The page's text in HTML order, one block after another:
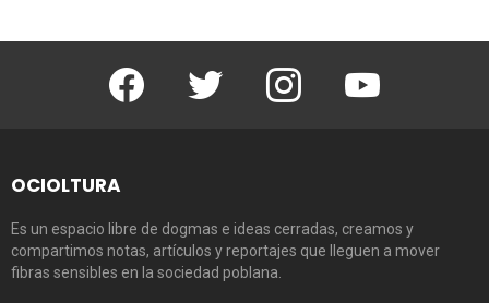
Facebook Twitter Instagram Youtube
OCIOLTURA
Es un espacio libre de dogmas e ideas cerradas, creamos y
compartimos notas, artículos y reportajes que lleguen a mover
fibras sensibles en la sociedad poblana.